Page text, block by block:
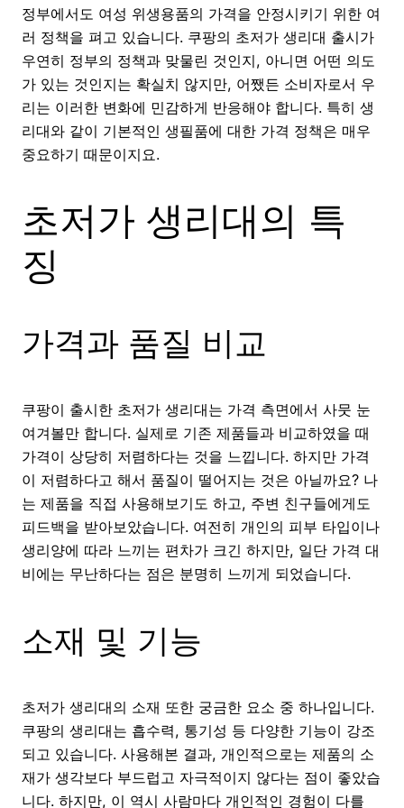
정부에서도 여성 위생용품의 가격을 안정시키기 위한 여
러 정책을 펴고 있습니다. 쿠팡의 초저가 생리대 출시가
우연히 정부의 정책과 맞물린 것인지, 아니면 어떤 의도
가 있는 것인지는 확실치 않지만, 어쨌든 소비자로서 우
리는 이러한 변화에 민감하게 반응해야 합니다. 특히 생
리대와 같이 기본적인 생필품에 대한 가격 정책은 매우
중요하기 때문이지요.
초저가 생리대의 특
징
가격과 품질 비교
쿠팡이 출시한 초저가 생리대는 가격 측면에서 사뭇 눈
여겨볼만 합니다. 실제로 기존 제품들과 비교하였을 때
가격이 상당히 저렴하다는 것을 느낍니다. 하지만 가격
이 저렴하다고 해서 품질이 떨어지는 것은 아닐까요? 나
는 제품을 직접 사용해보기도 하고, 주변 친구들에게도
피드백을 받아보았습니다. 여전히 개인의 피부 타입이나
생리양에 따라 느끼는 편차가 크긴 하지만, 일단 가격 대
비에는 무난하다는 점은 분명히 느끼게 되었습니다.
소재 및 기능
초저가 생리대의 소재 또한 궁금한 요소 중 하나입니다.
쿠팡의 생리대는 흡수력, 통기성 등 다양한 기능이 강조
되고 있습니다. 사용해본 결과, 개인적으로는 제품의 소
재가 생각보다 부드럽고 자극적이지 않다는 점이 좋았습
니다. 하지만, 이 역시 사람마다 개인적인 경험이 다를